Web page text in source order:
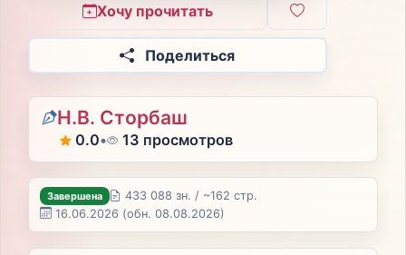
Хочу прочитать
Поделиться
Н.В. Сторбаш
0.0• 13 просмотров
Завершена
433 088 зн. / ~162 стр.
16.06.2026 (обн. 08.08.2026)